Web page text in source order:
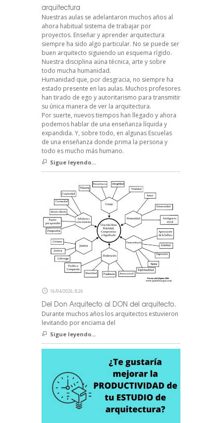
arquitectura
Nuestras aulas se adelantaron muchos años al
ahora habitual sistema de trabajar por
proyectos. Enseñar y aprender arquitectura
siempre ha sido algo particular. No se puede ser
buen arquitecto siguiendo un esquema rígido.
Nuestra disciplina aúna técnica, arte y sobre
todo mucha humanidad.
Humanidad que, por desgracia, no siempre ha
estado presente en las aulas. Muchos profesores
han tirado de ego y autoritarismo para transmitir
su única manera de ver la arquitectura.
Por suerte, nuevos tiempos han llegado y ahora
podemos hablar de una enseñanza líquida y
expandida. Y, sobre todo, en algunas Escuelas
de una enseñanza donde prima la persona y
todo es mucho más humano.
Sigue leyendo...
16/04/2026, 8:26
Del Don Arquitecto al DON del arquitecto.
Durante muchos años los arquitectos estuvieron
levitando por enciama del
Sigue leyendo...